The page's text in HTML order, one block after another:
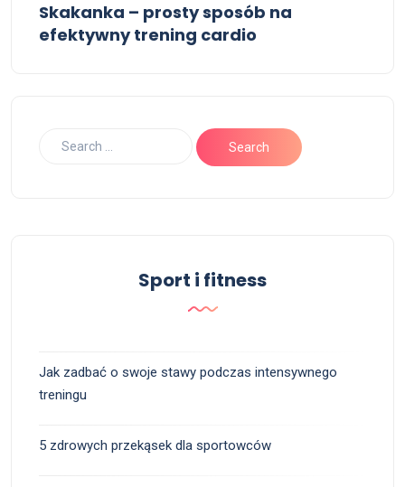
Skakanka – prosty sposób na
efektywny trening cardio
Sport i fitness
Jak zadbać o swoje stawy podczas intensywnego
treningu
5 zdrowych przekąsek dla sportowców